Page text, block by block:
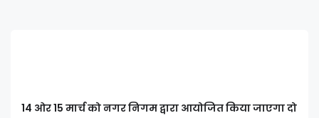
14 ओर 15 मार्च को नगर निगम द्वारा आयोजित किया जाएगा दो